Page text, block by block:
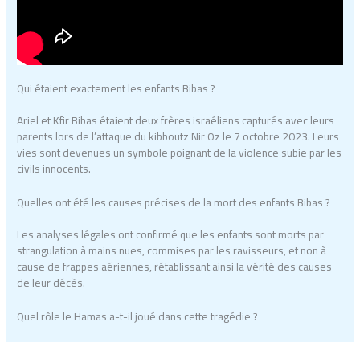
Qui étaient exactement les enfants Bibas ?
Ariel et Kfir Bibas étaient deux frères israéliens capturés avec leurs
parents lors de l’attaque du kibboutz Nir Oz le 7 octobre 2023. Leurs
vies sont devenues un symbole poignant de la violence subie par les
civils innocents.
Quelles ont été les causes précises de la mort des enfants Bibas ?
Les analyses légales ont confirmé que les enfants sont morts par
strangulation à mains nues, commises par les ravisseurs, et non à
cause de frappes aériennes, rétablissant ainsi la vérité des causes
de leur décès.
Quel rôle le Hamas a-t-il joué dans cette tragédie ?